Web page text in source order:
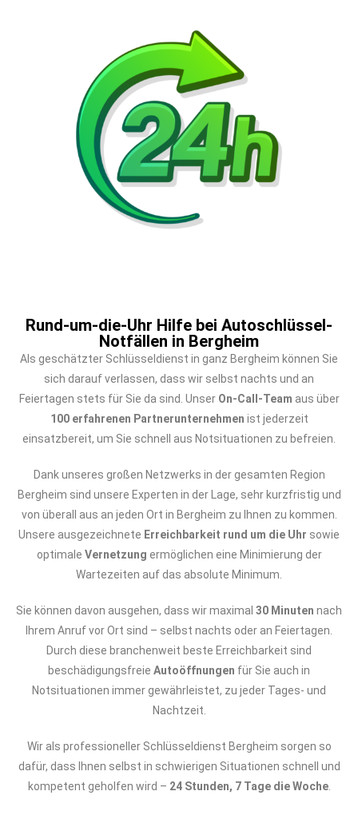
Rund-um-die-Uhr Hilfe bei Autoschlüssel-
Notfällen in Bergheim
Als geschätzter Schlüsseldienst in ganz Bergheim können Sie
sich darauf verlassen, dass wir selbst nachts und an
Feiertagen stets für Sie da sind. Unser On-Call-Team aus über
100 erfahrenen Partnerunternehmen ist jederzeit
einsatzbereit, um Sie schnell aus Notsituationen zu befreien.
Dank unseres großen Netzwerks in der gesamten Region
Bergheim sind unsere Experten in der Lage, sehr kurzfristig und
von überall aus an jeden Ort in Bergheim zu Ihnen zu kommen.
Unsere ausgezeichnete Erreichbarkeit rund um die Uhr sowie
optimale Vernetzung ermöglichen eine Minimierung der
Wartezeiten auf das absolute Minimum.
Sie können davon ausgehen, dass wir maximal 30 Minuten nach
Ihrem Anruf vor Ort sind – selbst nachts oder an Feiertagen.
Durch diese branchenweit beste Erreichbarkeit sind
beschädigungsfreie Autoöffnungen für Sie auch in
Notsituationen immer gewährleistet, zu jeder Tages- und
Nachtzeit.
Wir als professioneller Schlüsseldienst Bergheim sorgen so
dafür, dass Ihnen selbst in schwierigen Situationen schnell und
kompetent geholfen wird – 24 Stunden, 7 Tage die Woche.